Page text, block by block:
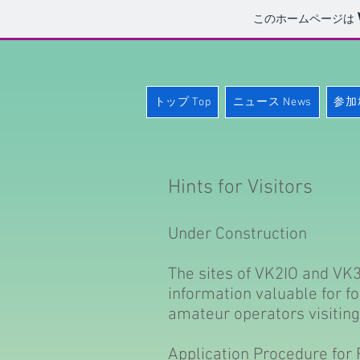
このホームページは
トップ Top ニュース News 参加
Hints for Visitors
Under Construction
The sites of VK2IO and
information valuable for
amateur operators
Application Procedure for